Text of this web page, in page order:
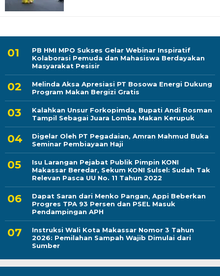
PB HMI MPO Sukses Gelar Webinar Inspiratif
Kolaborasi Pemuda dan Mahasiswa Berdayakan
Masyarakat Pesisir
Melinda Aksa Apresiasi PT Bosowa Energi Dukung
Program Makan Bergizi Gratis
Kalahkan Unsur Forkopimda, Bupati Andi Rosman
Tampil Sebagai Juara Lomba Makan Kerupuk
Digelar Oleh PT Pegadaian, Amran Mahmud Buka
Seminar Pembiayaan Haji
Isu Larangan Pejabat Publik Pimpin KONI
Makassar Beredar, Sekum KONI Sulsel: Sudah Tak
Relevan Pasca UU No. 11 Tahun 2022
Dapat Saran dari Menko Pangan, Appi Beberkan
Progres TPA 93 Persen dan PSEL Masuk
Pendampingan APH
Instruksi Wali Kota Makassar Nomor 3 Tahun
2026: Pemilahan Sampah Wajib Dimulai dari
Sumber